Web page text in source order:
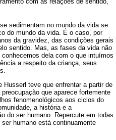
sedimentam no mundo da vida se
do mundo da vida. É o caso, por
da gravidez, das condições gerais
sentido. Mas, as fases da vida não
dela com o que intuímos
a respeito da criança, seus
Husserl teve que enfrentar a partir de
que aparece fortemente
fenomenológicos aos ciclos do
a história e a
do ser humano. Repercute em todas
humano está continuamente